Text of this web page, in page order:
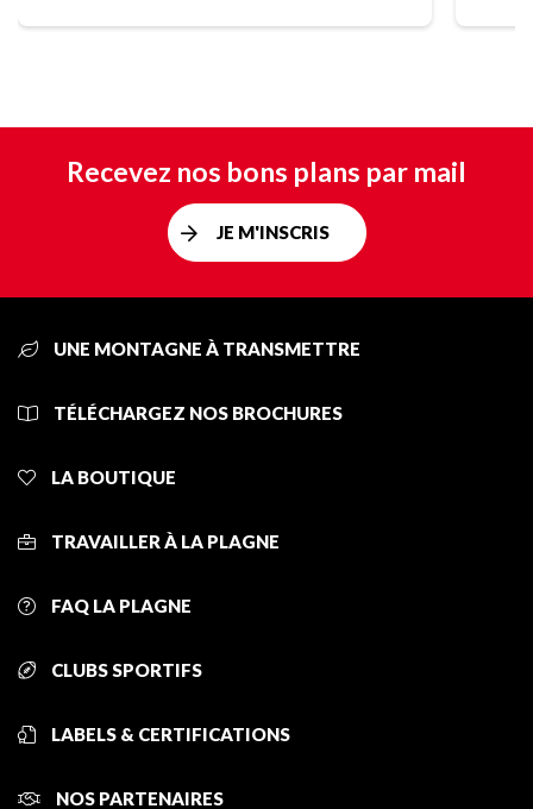
Recevez nos bons plans par mail
JE M'INSCRIS
UNE MONTAGNE À TRANSMETTRE
TÉLÉCHARGEZ NOS BROCHURES
LA BOUTIQUE
TRAVAILLER À LA PLAGNE
FAQ LA PLAGNE
CLUBS SPORTIFS
LABELS & CERTIFICATIONS
NOS PARTENAIRES